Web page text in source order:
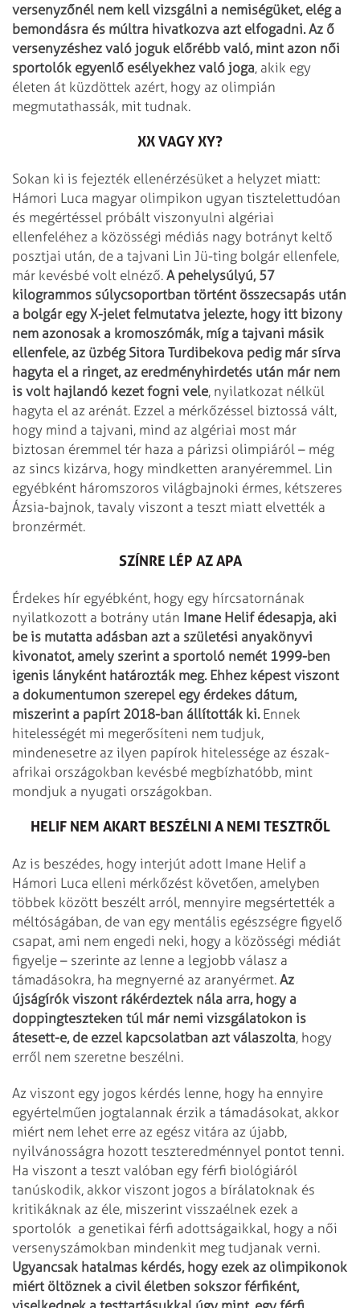
versenyzőnél nem kell vizsgálni a nemiségüket, elég a
bemondásra és múltra hivatkozva azt elfogadni. Az ő
versenyzéshez való joguk előrébb való, mint azon női
sportolók egyenlő esélyekhez való joga, akik egy
életen át küzdöttek azért, hogy az olimpián
megmutathassák, mit tudnak.
XX VAGY XY?
Sokan ki is fejezték ellenérzésüket a helyzet miatt:
Hámori Luca magyar olimpikon ugyan tisztelettudóan
és megértéssel próbált viszonyulni algériai
ellenfeléhez a közösségi médiás nagy botrányt keltő
posztjai után, de a tajvani Lin Jü-ting bolgár ellenfele,
már kevésbé volt elnéző. A pehelysúlyú, 57
kilogrammos súlycsoportban történt összecsapás után
a bolgár egy X-jelet felmutatva jelezte, hogy itt bizony
nem azonosak a kromoszómák, míg a tajvani másik
ellenfele, az üzbég Sitora Turdibekova pedig már sírva
hagyta el a ringet, az eredményhirdetés után már nem
is volt hajlandó kezet fogni vele, nyilatkozat nélkül
hagyta el az arénát. Ezzel a mérkőzéssel biztossá vált,
hogy mind a tajvani, mind az algériai most már
biztosan éremmel tér haza a párizsi olimpiáról – még
az sincs kizárva, hogy mindketten aranyéremmel. Lin
egyébként háromszoros világbajnoki érmes, kétszeres
Ázsia-bajnok, tavaly viszont a teszt miatt elvették a
bronzérmét.
SZÍNRE LÉP AZ APA
Érdekes hír egyébként, hogy egy hírcsatornának
nyilatkozott a botrány után Imane Helif édesapja, aki
be is mutatta adásban azt a születési anyakönyvi
kivonatot, amely szerint a sportoló nemét 1999-ben
igenis lányként határozták meg. Ehhez képest viszont
a dokumentumon szerepel egy érdekes dátum,
miszerint a papírt 2018-ban állították ki.Ennek
hitelességét mi megerősíteni nem tudjuk,
mindenesetre az ilyen papírok hitelessége az észak-
afrikai országokban kevésbé megbízhatóbb, mint
mondjuk a nyugati országokban.
HELIF NEM AKART BESZÉLNI A NEMI TESZTRŐL
Az is beszédes, hogy interjút adott Imane Helif a
Hámori Luca elleni mérkőzést követően, amelyben
többek között beszélt arról, mennyire megsértették a
méltóságában, de van egy mentális egészségre figyelő
csapat, ami nem engedi neki, hogy a közösségi médiát
figyelje – szerinte az lenne a legjobb válasz a
támadásokra, ha megnyerné az aranyérmet. Az
újságírók viszont rákérdeztek nála arra, hogy a
doppingteszteken túl már nemi vizsgálatokon is
átesett-e, de ezzel kapcsolatban azt válaszolta, hogy
erről nem szeretne beszélni.
Az viszont egy jogos kérdés lenne, hogy ha ennyire
egyértelműen jogtalannak érzik a támadásokat, akkor
miért nem lehet erre az egész vitára az újabb,
nyilvánosságra hozott teszteredménnyel pontot tenni.
Ha viszont a teszt valóban egy férfi biológiáról
tanúskodik, akkor viszont jogos a bírálatoknak és
kritikáknak az éle, miszerint visszaélnek ezek a
sportolók a genetikai férfi adottságaikkal, hogy a női
versenyszámokban mindenkit meg tudjanak verni.
Ugyancsak hatalmas kérdés, hogy ezek az olimpikonok
miért öltöznek a civil életben sokszor férfiként,